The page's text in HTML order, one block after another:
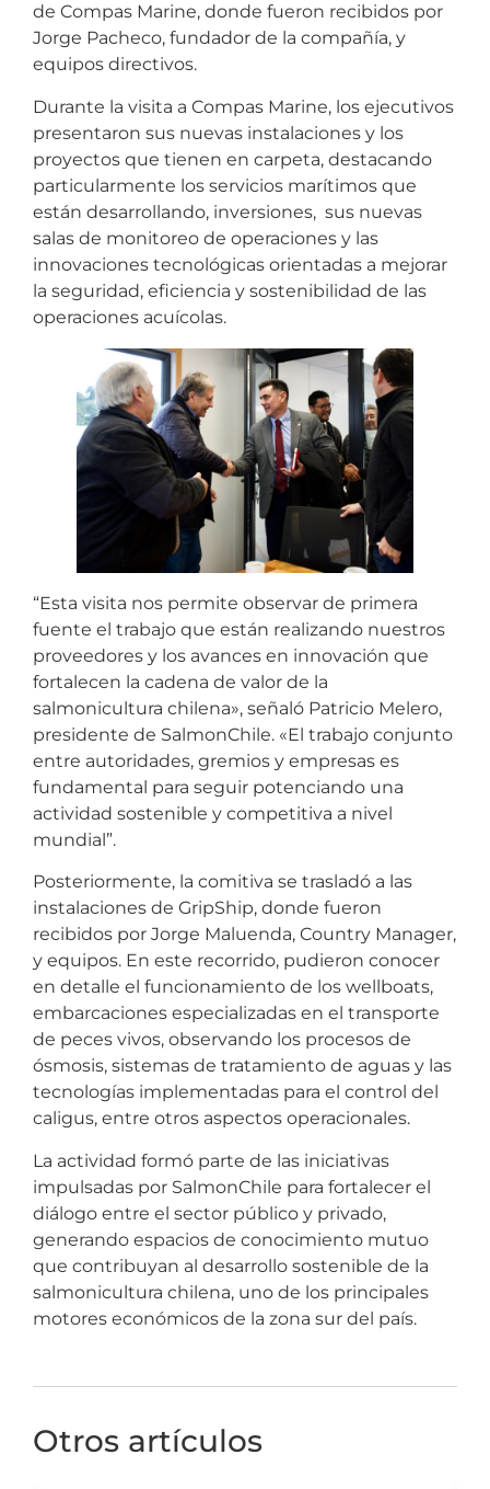
de Compas Marine, donde fueron recibidos por
Jorge Pacheco, fundador de la compañía, y
equipos directivos.
Durante la visita a Compas Marine, los ejecutivos
presentaron sus nuevas instalaciones y los
proyectos que tienen en carpeta, destacando
particularmente los servicios marítimos que
están desarrollando, inversiones, sus nuevas
salas de monitoreo de operaciones y las
innovaciones tecnológicas orientadas a mejorar
la seguridad, eficiencia y sostenibilidad de las
operaciones acuícolas.
“Esta visita nos permite observar de primera
fuente el trabajo que están realizando nuestros
proveedores y los avances en innovación que
fortalecen la cadena de valor de la
salmonicultura chilena», señaló Patricio Melero,
presidente de SalmonChile. «El trabajo conjunto
entre autoridades, gremios y empresas es
fundamental para seguir potenciando una
actividad sostenible y competitiva a nivel
mundial”.
Posteriormente, la comitiva se trasladó a las
instalaciones de GripShip, donde fueron
recibidos por Jorge Maluenda, Country Manager,
y equipos. En este recorrido, pudieron conocer
en detalle el funcionamiento de los wellboats,
embarcaciones especializadas en el transporte
de peces vivos, observando los procesos de
ósmosis, sistemas de tratamiento de aguas y las
tecnologías implementadas para el control del
caligus, entre otros aspectos operacionales.
La actividad formó parte de las iniciativas
impulsadas por SalmonChile para fortalecer el
diálogo entre el sector público y privado,
generando espacios de conocimiento mutuo
que contribuyan al desarrollo sostenible de la
salmonicultura chilena, uno de los principales
motores económicos de la zona sur del país.
Otros artículos